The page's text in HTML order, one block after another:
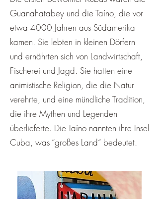
Guanahatabey und die Taíno, die vor
etwa 4000 Jahren aus Südamerika
kamen. Sie lebten in kleinen Dörfern
und ernährten sich von Landwirtschaft,
Fischerei und Jagd. Sie hatten eine
animistische Religion, die die Natur
verehrte, und eine mündliche Tradition,
die ihre Mythen und Legenden
überlieferte. Die Taíno nannten ihre Insel
Cuba, was “großes Land” bedeutet.